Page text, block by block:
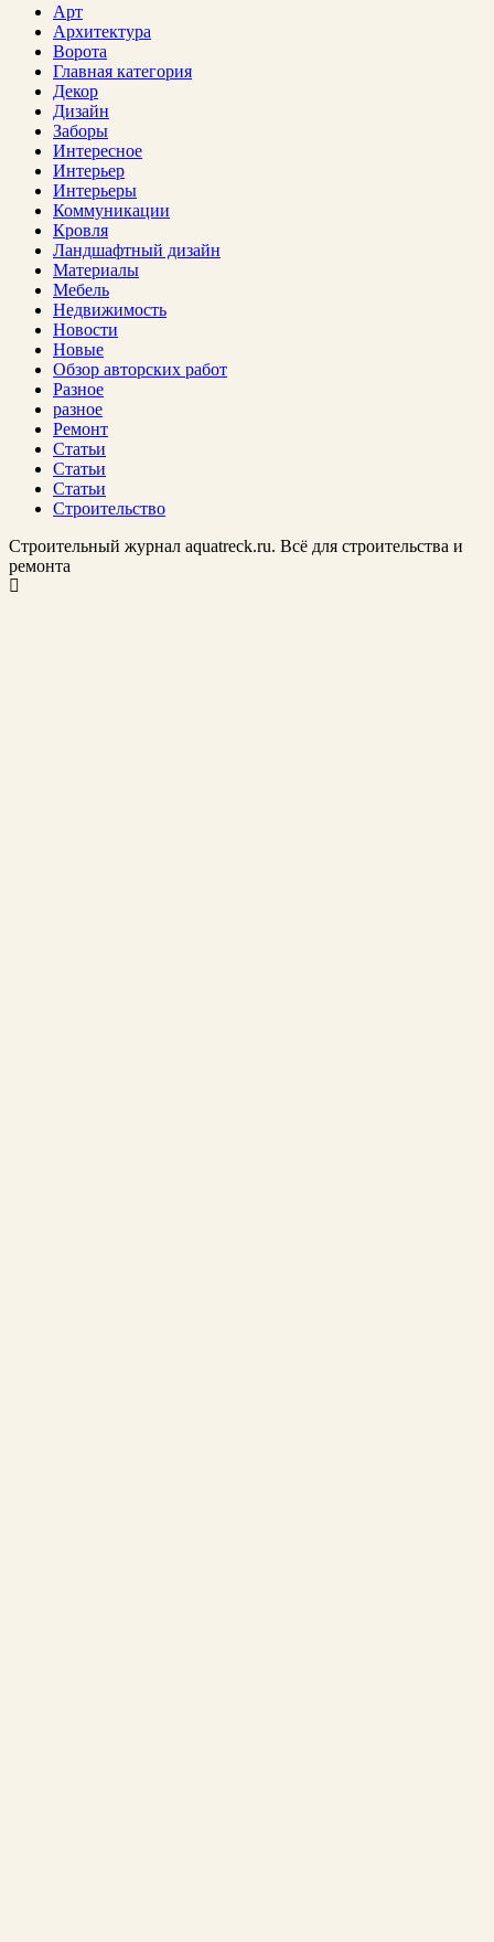
Арт
Архитектура
Ворота
Главная категория
Декор
Дизайн
Заборы
Интересное
Интерьер
Интерьеры
Коммуникации
Кровля
Ландшафтный дизайн
Материалы
Мебель
Недвижимость
Новости
Новые
Обзор авторских работ
Разное
разное
Ремонт
Статьи
Статьи
Статьи
Строительство
Строительный журнал aquatreck.ru. Всё для строительства и
ремонта